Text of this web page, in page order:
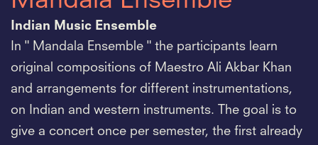
Indian Music Ensemble
In " Mandala Ensemble " the participants learn
original compositions of Maestro Ali Akbar Khan
and arrangements for different instrumentations,
on Indian and western instruments. The goal is to
give a concert once per semester, the first already